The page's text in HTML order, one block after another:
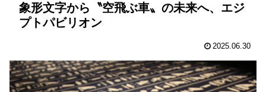
象形文字から〝空飛ぶ車〟の未来へ、エジ
プトパビリオン
2025.06.30